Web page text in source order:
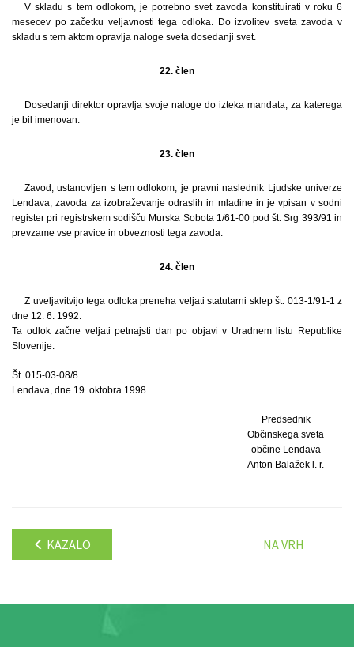
V skladu s tem odlokom, je potrebno svet zavoda konstituirati v roku 6
mesecev po začetku veljavnosti tega odloka. Do izvolitev sveta zavoda v
skladu s tem aktom opravlja naloge sveta dosedanji svet.
22. člen
Dosedanji direktor opravlja svoje naloge do izteka mandata, za katerega
je bil imenovan.
23. člen
Zavod, ustanovljen s tem odlokom, je pravni naslednik Ljudske univerze
Lendava, zavoda za izobraževanje odraslih in mladine in je vpisan v sodni
register pri registrskem sodišču Murska Sobota 1/61-00 pod št. Srg 393/91 in
prevzame vse pravice in obveznosti tega zavoda.
24. člen
Z uveljavitvijo tega odloka preneha veljati statutarni sklep št. 013-1/91-1 z
dne 12. 6. 1992.
Ta odlok začne veljati petnajsti dan po objavi v Uradnem listu Republike
Slovenije.
Št. 015-03-08/8
Lendava, dne 19. oktobra 1998.
Predsednik
Občinskega sveta
občine Lendava
Anton Balažek l. r.
KAZALO NA VRH